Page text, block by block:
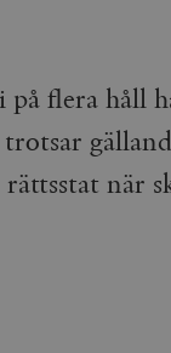
flera håll
när